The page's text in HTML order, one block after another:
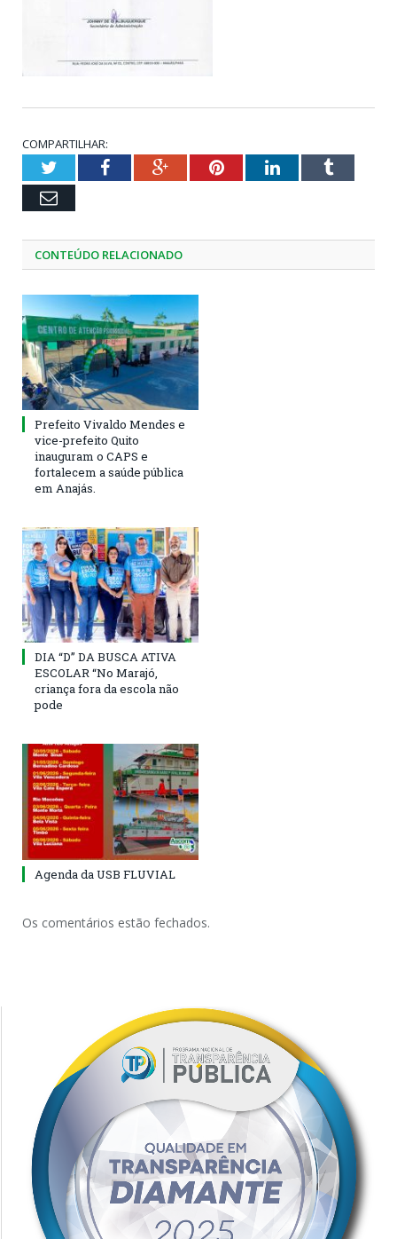
COMPARTILHAR:
TwitterFacebookGoogle+PinterestLinkedInTumblr
Email
CONTEÚDO RELACIONADO
Prefeito Vivaldo Mendes e
vice-prefeito Quito
inauguram o CAPS e
fortalecem a saúde pública
em Anajás.
DIA “D” DA BUSCA ATIVA
ESCOLAR “No Marajó,
criança fora da escola não
pode
Agenda da USB FLUVIAL
Os comentários estão fechados.